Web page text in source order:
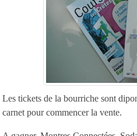
Les tickets de la bourriche sont
carnet pour commencer la vente.